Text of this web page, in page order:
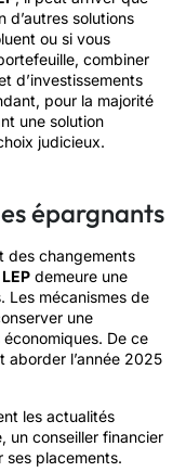
d’autres solutions
ou si vous
combiner
d’investissements
pour la majorité
une solution
judicieux.
épargnants
des changements
LEP demeure une
Les mécanismes de
une
De ce
aborder l’année 2025
les actualités
un conseiller financier
ses placements.